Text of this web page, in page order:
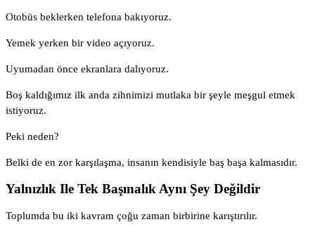
Otobüs beklerken telefona bakıyoruz.
Yemek yerken bir video açıyoruz.
Uyumadan önce ekranlara dalıyoruz.
Boş kaldığımız ilk anda zihnimizi mutlaka bir şeyle meşgul etmek
istiyoruz.
Peki neden?
Belki de en zor karşılaşma, insanın kendisiyle baş başa kalmasıdır.
Yalnızlık Ile Tek Başınalık Aynı Şey Değildir
Toplumda bu iki kavram çoğu zaman birbirine karıştırılır.